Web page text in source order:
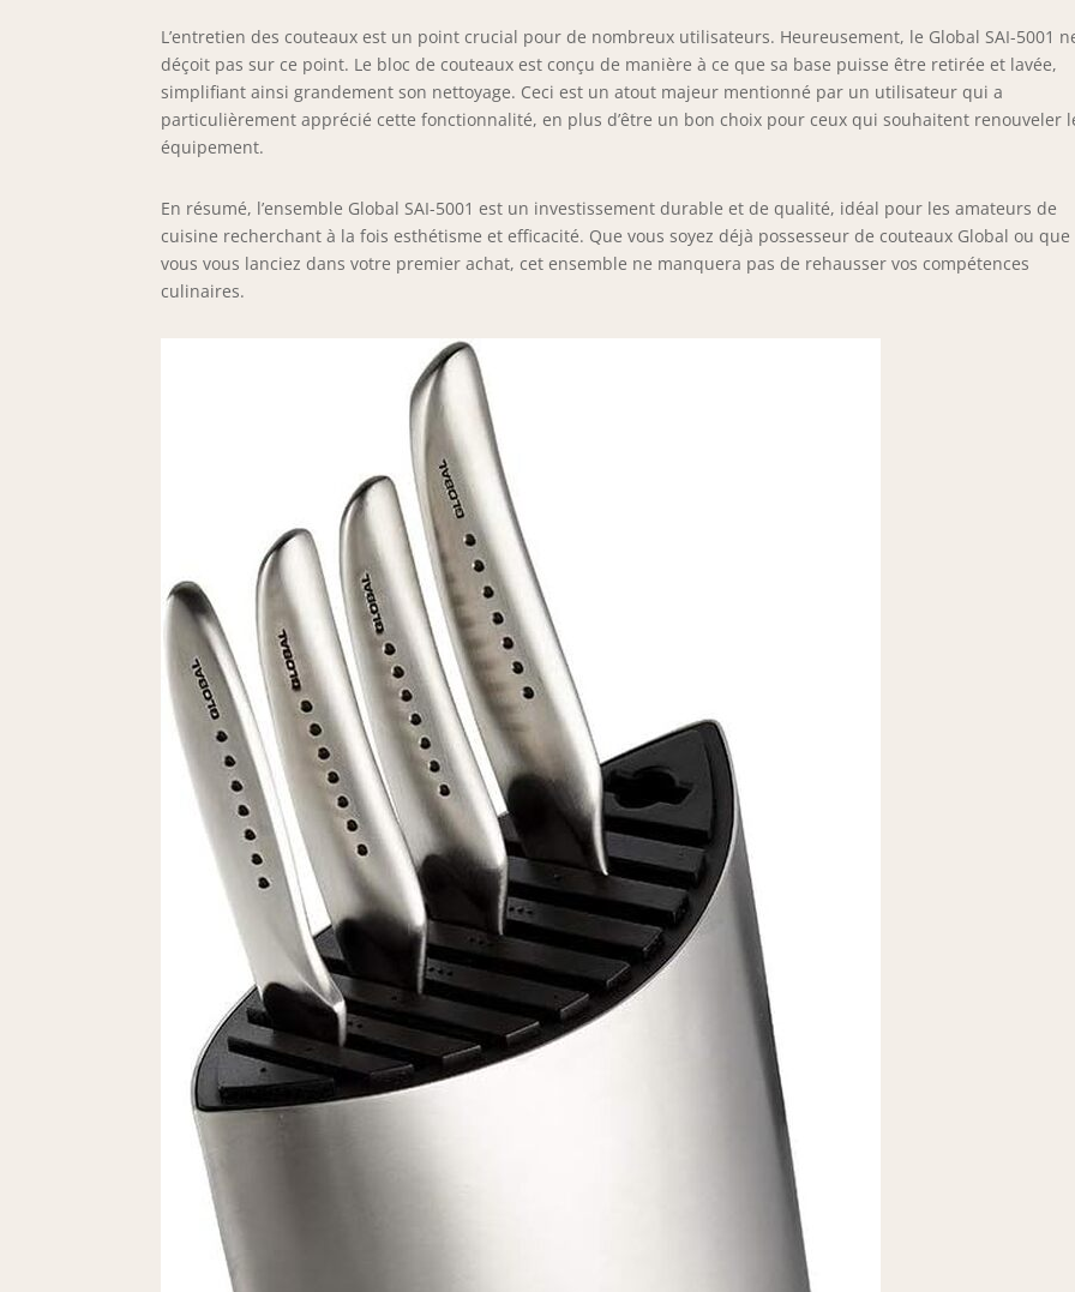
L’entretien des couteaux est un point crucial pour de nombreux utilisateurs. Heureusement, le Global SAI-5001
déçoit pas sur ce point. Le bloc de couteaux est conçu de manière à ce que sa base puisse être retirée et lavée,
simplifiant ainsi grandement son nettoyage. Ceci est un atout majeur mentionné par un utilisateur qui a
particulièrement apprécié cette fonctionnalité, en plus d’être un bon choix pour ceux qui souhaitent renouveler
équipement.
En résumé, l’ensemble Global SAI-5001 est un investissement durable et de qualité, idéal pour les amateurs de
cuisine recherchant à la fois esthétisme et efficacité. Que vous soyez déjà possesseur de couteaux Global ou que
vous vous lanciez dans votre premier achat, cet ensemble ne manquera pas de rehausser vos compétences
culinaires.